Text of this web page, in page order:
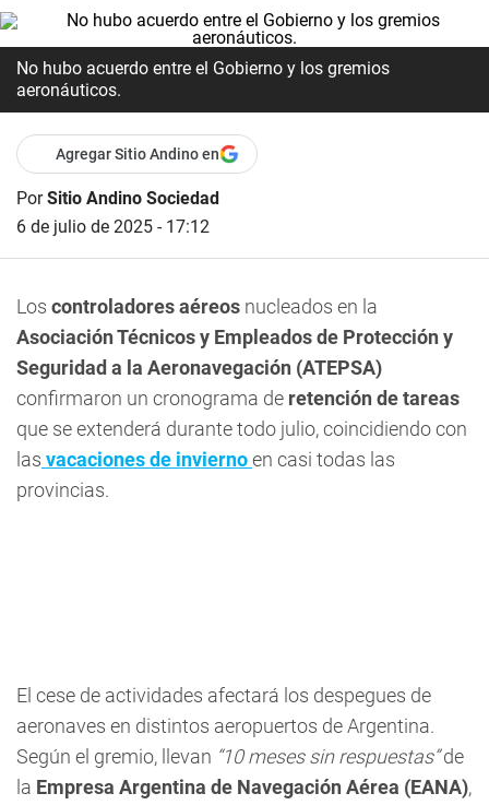
No hubo acuerdo entre el Gobierno y los gremios
aeronáuticos.
Agregar Sitio Andino en
PorSitio Andino Sociedad
6 de julio de 2025 - 17:12
Los controladores aéreos nucleados en la
Asociación Técnicos y Empleados de Protección y
Seguridad a la Aeronavegación (ATEPSA)
confirmaron un cronograma de retención de tareas
que se extenderá durante todo julio, coincidiendo con
las vacaciones de inviernoen casi todas las
provincias.
El cese de actividades afectará los despegues de
aeronaves en distintos aeropuertos de Argentina.
Según el gremio, llevan “10 meses sin respuestas”de
la Empresa Argentina de Navegación Aérea (EANA),